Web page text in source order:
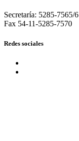
Secretaría: 5285-7565/6
Fax 54-11-5285-7570
Redes sociales